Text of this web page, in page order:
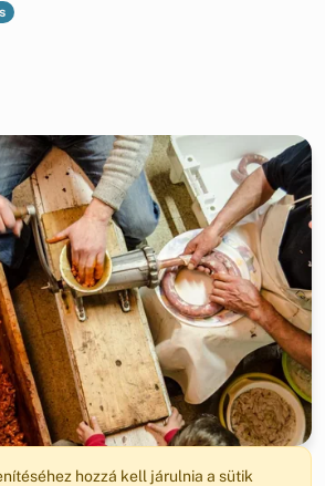
hozzá kell járulnia a sütik